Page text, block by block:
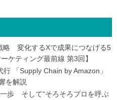
略 変化するXで成果につなげる5
ケティング最前線 第3回】
行 「Supply Chain by Amazon」
を解説
歩 そして“そろそろプロを呼ぶ